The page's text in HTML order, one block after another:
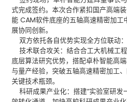
式完成签约。本次合作紧扣国产高端
能 CAM软件底座的五轴高速精密加工
展协同创新。
双方依托各自优势实现全方位联动：
技术联合攻关：结合合工大机械工
底层算法研究优势，搭配卓朴智能高
与量产经验，突破五轴高速精密加工
关键技术瓶颈。
科研成果产业化：搭建“实验室研